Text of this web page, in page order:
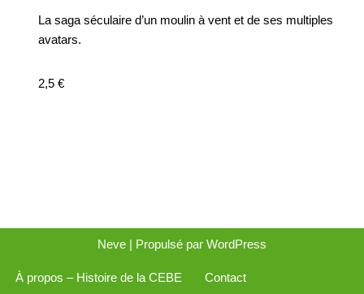
La saga séculaire d’un moulin à vent et de ses multiples
avatars.
2,5 €
Neve | Propulsé par WordPress
À propos – Histoire de la CEBE Contact